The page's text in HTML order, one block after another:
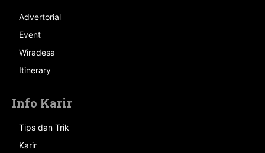
Advertorial
Event
Wiradesa
Itinerary
Info Karir
Tips dan Trik
Karir